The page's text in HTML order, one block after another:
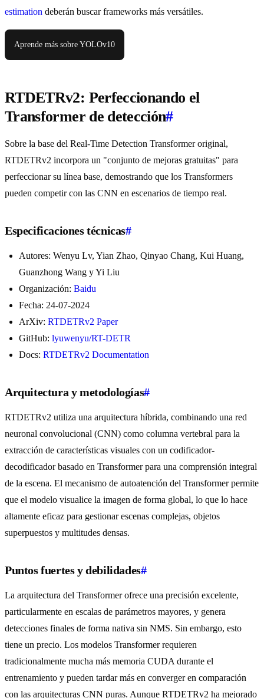
estimation deberán buscar frameworks más versátiles.
Aprende más sobre YOLOv10
RTDETRv2: Perfeccionando el
Transformer de detección#
Sobre la base del Real-Time Detection Transformer original,
RTDETRv2 incorpora un "conjunto de mejoras gratuitas" para
perfeccionar su línea base, demostrando que los Transformers
pueden competir con las CNN en escenarios de tiempo real.
Especificaciones técnicas#
Autores: Wenyu Lv, Yian Zhao, Qinyao Chang, Kui Huang,
Guanzhong Wang y Yi Liu
Organización: Baidu
Fecha: 24-07-2024
ArXiv: RTDETRv2 Paper
GitHub: lyuwenyu/RT-DETR
Docs: RTDETRv2 Documentation
Arquitectura y metodologías#
RTDETRv2 utiliza una arquitectura híbrida, combinando una red
neuronal convolucional (CNN) como columna vertebral para la
extracción de características visuales con un codificador-
decodificador basado en Transformer para una comprensión integral
de la escena. El mecanismo de autoatención del Transformer permite
que el modelo visualice la imagen de forma global, lo que lo hace
altamente eficaz para gestionar escenas complejas, objetos
superpuestos y multitudes densas.
Puntos fuertes y debilidades#
La arquitectura del Transformer ofrece una precisión excelente,
particularmente en escalas de parámetros mayores, y genera
detecciones finales de forma nativa sin NMS. Sin embargo, esto
tiene un precio. Los modelos Transformer requieren
tradicionalmente mucha más memoria CUDA durante el
entrenamiento y pueden tardar más en converger en comparación
con las arquitecturas CNN puras. Aunque RTDETRv2 ha mejorado